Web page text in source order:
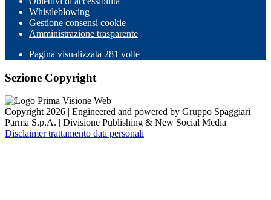
Whistleblowing
Gestione consensi cookie
Amministrazione trasparente
Pagina visualizzata 281 volte
Sezione Copyright
Copyright 2026 | Engineered and powered by Gruppo Spaggiari
Parma S.p.A. | Divisione Publishing & New Social Media
Disclaimer trattamento dati personali